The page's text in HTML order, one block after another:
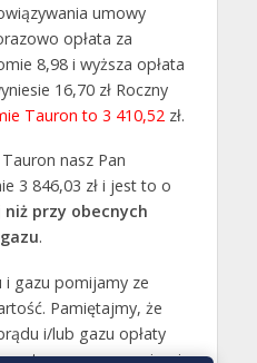
umowy
opłata za
8,98 i wyższa opłata
16,70 zł Roczny
Tauron to 3 410,52 zł.
nasz Pan
3 846,03 zł i jest to o
niż przy obecnych
.
i gazu pomijamy ze
Pamiętajmy, że
i/lub gazu opłaty